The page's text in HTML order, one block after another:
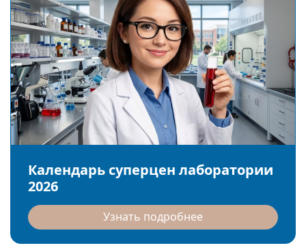
Календарь суперцен лаборатории
2026
Узнать подробнее